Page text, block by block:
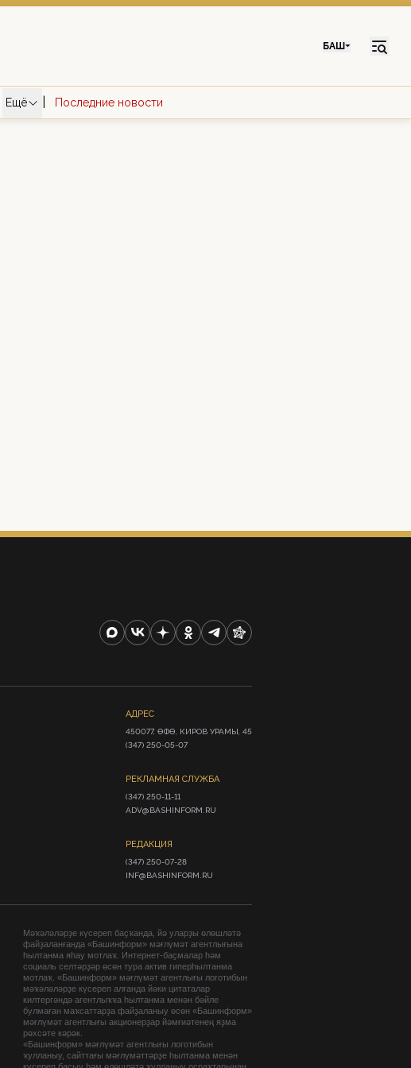
БАШ
Ещё Последние новости
АДРЕС
450077, ӨФӨ, КИРОВ УРАМЫ, 45
(347) 250-05-07
РЕКЛАМНАЯ СЛУЖБА
(347) 250-11-11
ADV@BASHINFORM.RU
РЕДАКЦИЯ
(347) 250-07-28
INF@BASHINFORM.RU
Мәҡәләләрҙе күсереп баҫҡанда, йә уларҙы өлөшләтә
файҙаланғанда «Башинформ» мәғлүмәт агентлығына
һылтанма яһау мотлаҡ. Интернет-баҫмалар һәм
социаль селтәрҙәр өсөн тура актив гиперһылтанма
мотлаҡ. «Башинформ» мәғлүмәт агентлығы логотибын
мәҡәләләрҙе күсереп алғанда йәки цитаталар
килтергәндә агентлыҡҡа һылтанма менән бәйле
булмаған маҡсаттарҙа файҙаланыу өсөн «Башинформ»
мәғлүмәт агентлығы акционерҙар йәмғиәтенең яҙма
рөхсәте кәрәк.
«Башинформ» мәғлүмәт агентлығы логотибын
ҡулланыу, сайттағы мәғлүмәттәрҙе һылтанма менән